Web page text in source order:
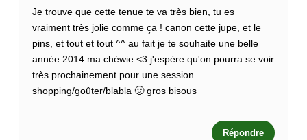
Je trouve que cette tenue te va très bien, tu es
vraiment très jolie comme ça ! canon cette jupe, et le
pins, et tout et tout ^^ au fait je te souhaite une belle
année 2014 ma chéwie <3 j'espère qu'on pourra se voir
très prochainement pour une session
shopping/goûter/blabla 🙂 gros bisous
Répondre